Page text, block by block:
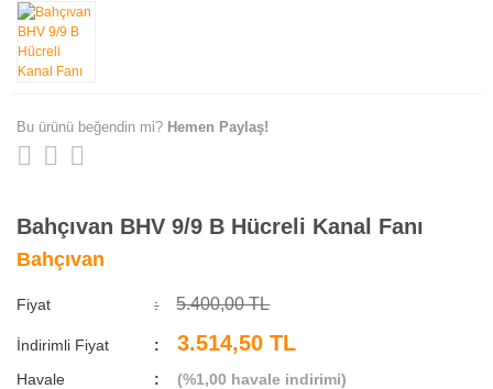
Bu ürünü beğendin mi? Hemen Paylaş!
Bahçıvan BHV 9/9 B Hücreli Kanal Fanı
Bahçıvan
Fiyat 5.400,00 TL
İndirimli Fiyat 3.514,50 TL
Havale (%1,00 havale indirimi)